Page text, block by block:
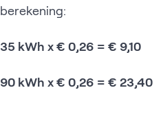
berekening:
35 kWh x € 0,26 = € 9,10
90 kWh x € 0,26 = € 23,40